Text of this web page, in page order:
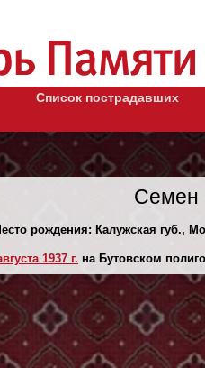
Список пострадавших
Семен
рождения: Калужская губ.,
1937 г. на Бутовском